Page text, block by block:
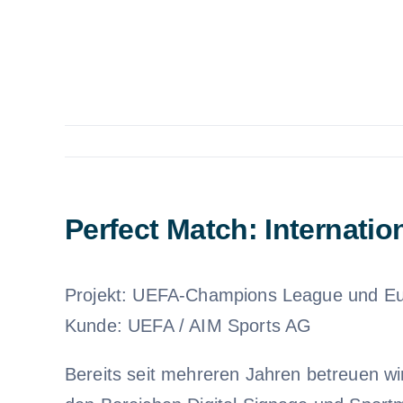
Perfect Match:
Projekt: UEFA-Champions League und
Kunde: UEFA / AIM Sports AG
Bereits seit mehreren Jahren betreuen